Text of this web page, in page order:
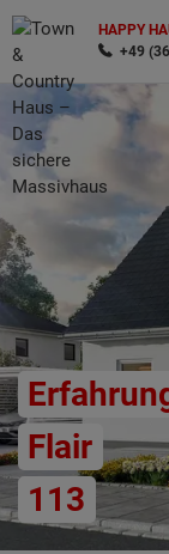
HAPPY
+49
Flair
113
Wonach